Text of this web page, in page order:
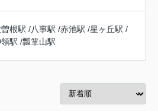
根駅 /八事駅 /赤池駅 /星ヶ丘駅 /
駅 /瓢箪山駅